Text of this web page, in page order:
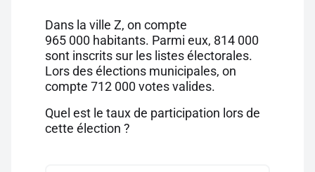
Dans la ville Z, on compte
965 000 habitants. Parmi eux, 814 000
sont inscrits sur les listes électorales.
Lors des élections municipales, on
compte 712 000 votes valides.
Quel est le taux de participation lors de
cette élection ?